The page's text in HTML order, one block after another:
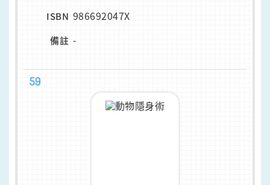
ISBN 986692047X
備註 -
59